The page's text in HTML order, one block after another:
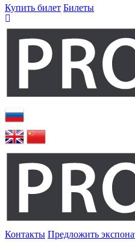
Купить билет Билеты
Контакты Предложить